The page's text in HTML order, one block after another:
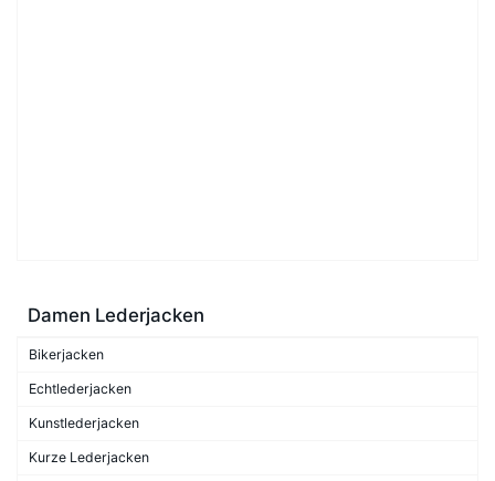
Damen Lederjacken
Bikerjacken
Echtlederjacken
Kunstlederjacken
Kurze Lederjacken